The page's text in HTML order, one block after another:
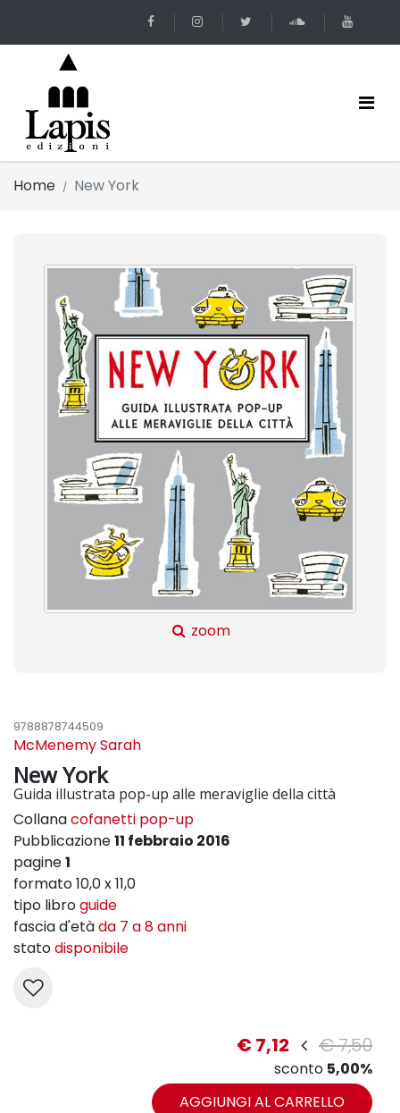
Home New York
zoom
9788878744509
McMenemy Sarah
New York
Guida illustrata pop-up alle meraviglie della città
Collanacofanetti pop-up
Pubblicazione11 febbraio 2016
pagine1
formato 10,0 x 11,0
tipo libroguide
fascia d'etàda 7 a 8 anni
statodisponibile
€ 7,12 € 7,50
sconto 5,00%
AGGIUNGI AL CARRELLO